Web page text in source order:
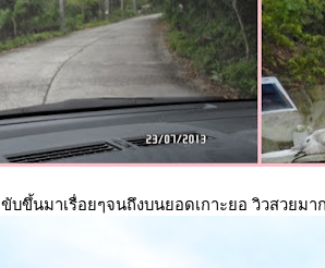
ขับขึ้นมาเรื่อยๆจนถึงบนยอดเกาะยอ วิวสวยม